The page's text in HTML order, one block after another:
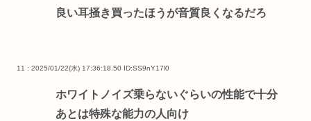
良い耳掻き買ったほうが音質良くなるだろ
11 : 2025/01/22(水) 17:36:18.50 ID:SS9nY17l0
ホワイトノイズ乗らないぐらいの性能で十分
あとは特殊な能力の人向け